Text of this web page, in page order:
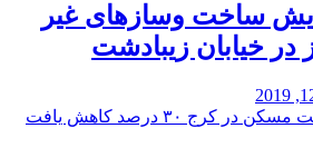
ساخت وسازهای غیر
در خیابان زیبادشت